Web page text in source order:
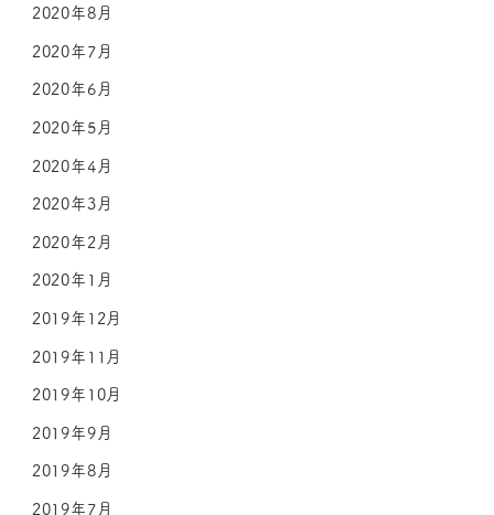
2020年8月
2020年7月
2020年6月
2020年5月
2020年4月
2020年3月
2020年2月
2020年1月
2019年12月
2019年11月
2019年10月
2019年9月
2019年8月
2019年7月